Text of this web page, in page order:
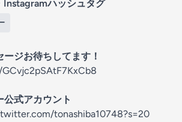
ハッシュタグ
ジお待ちしてます！
式アカウント
tonashiba10748?s=20⁠⁠⁠⁠